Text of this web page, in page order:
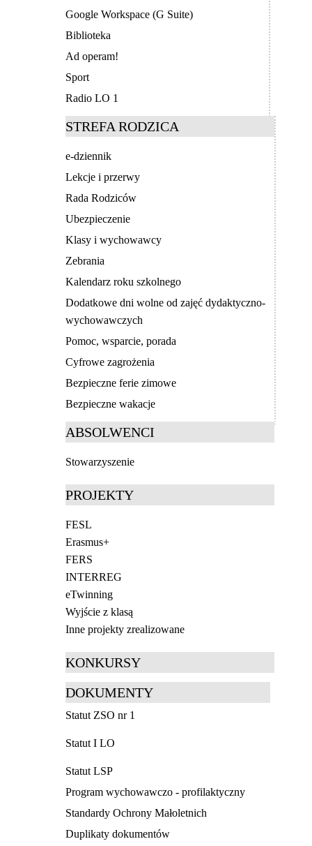
Google Workspace (G Suite)
Biblioteka
Ad operam!
Sport
Radio LO 1
STREFA RODZICA
e-dziennik
Lekcje i przerwy
Rada Rodziców
Ubezpieczenie
Klasy i wychowawcy
Zebrania
Kalendarz roku szkolnego
Dodatkowe dni wolne od zajęć dydaktyczno-
wychowawczych
Pomoc, wsparcie, porada
Cyfrowe zagrożenia
Bezpieczne ferie zimowe
Bezpieczne wakacje
ABSOLWENCI
Stowarzyszenie
PROJEKTY
FESL
Erasmus+
FERS
INTERREG
eTwinning
Wyjście z klasą
Inne projekty zrealizowane
KONKURSY
DOKUMENTY
Statut ZSO nr 1
Statut I LO
Statut LSP
Program wychowawczo - profilaktyczny
Standardy Ochrony Małoletnich
Duplikaty dokumentów